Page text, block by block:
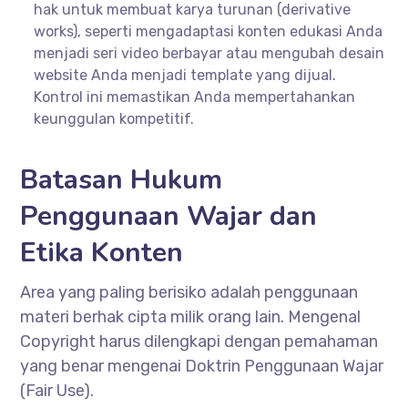
hak untuk membuat karya turunan (derivative
works), seperti mengadaptasi konten edukasi Anda
menjadi seri video berbayar atau mengubah desain
website Anda menjadi template yang dijual.
Kontrol ini memastikan Anda mempertahankan
keunggulan kompetitif.
Batasan Hukum
Penggunaan Wajar dan
Etika Konten
Area yang paling berisiko adalah penggunaan
materi berhak cipta milik orang lain. Mengenal
Copyright harus dilengkapi dengan pemahaman
yang benar mengenai Doktrin Penggunaan Wajar
(Fair Use).